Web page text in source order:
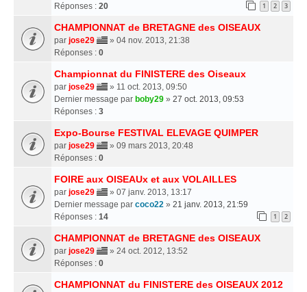
Réponses : 20 1 2 3
CHAMPIONNAT de BRETAGNE des OISEAUX
par jose29
» 04 nov. 2013, 21:38
Réponses : 0
Championnat du FINISTERE des Oiseaux
par jose29
» 11 oct. 2013, 09:50
Dernier message par boby29 » 27 oct. 2013, 09:53
Réponses : 3
Expo-Bourse FESTIVAL ELEVAGE QUIMPER
par jose29
» 09 mars 2013, 20:48
Réponses : 0
FOIRE aux OISEAUx et aux VOLAILLES
par jose29
» 07 janv. 2013, 13:17
Dernier message par coco22 » 21 janv. 2013, 21:59
Réponses : 14 1 2
CHAMPIONNAT de BRETAGNE des OISEAUX
par jose29
» 24 oct. 2012, 13:52
Réponses : 0
CHAMPIONNAT du FINISTERE des OISEAUX 2012